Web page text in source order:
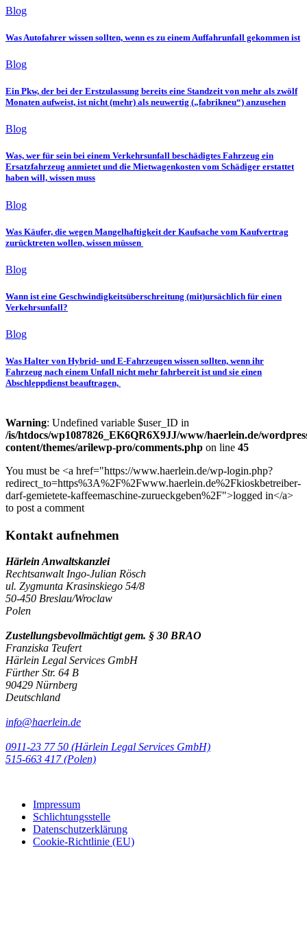
Blog
Was Autofahrer wissen sollten, wenn es zu einem Auffahrunfall gekommen ist
Blog
Ein Pkw, der bei der Erstzulassung bereits eine Standzeit von mehr als zwölf
Monaten aufweist, ist nicht (mehr) als neuwertig („fabrikneu“) anzusehen
Blog
Was, wer für sein bei einem Verkehrsunfall beschädigtes Fahrzeug ein
Ersatzfahrzeug anmietet und die Mietwagenkosten vom Schädiger erstattet
haben will, wissen muss
Blog
Was Käufer, die wegen Mangelhaftigkeit der Kaufsache vom Kaufvertrag
zurücktreten wollen, wissen müssen
Blog
Wann ist eine Geschwindigkeitsüberschreitung (mit)ursächlich für einen
Verkehrsunfall?
Blog
Was Halter von Hybrid- und E-Fahrzeugen wissen sollten, wenn ihr
Fahrzeug nach einem Unfall nicht mehr fahrbereit ist und sie einen
Abschleppdienst beauftragen,
Warning: Undefined variable $user_ID in
/is/htdocs/wp1087826_EK6QR6X9JJ/www/haerlein.de/
content/themes/arilewp-pro/comments.php on line 45
You must be <a href="https://www.haerlein.de/wp-login.php?
redirect_to=https%3A%2F%2Fwww.haerlein.de%2Fkioskbetreiber-
darf-gemietete-kaffeemaschine-zurueckgeben%2F">logged in</a>
to post a comment
Kontakt aufnehmen
Härlein Anwaltskanzlei
Rechtsanwalt Ingo-Julian Rösch
ul. Zygmunta Krasinskiego 54/8
50-450 Breslau/Wroclaw
Polen
Zustellungsbevollmächtigt gem. § 30 BRAO
Franziska Teufert
Härlein Legal Services GmbH
Fürther Str. 64 B
90429 Nürnberg
Deutschland
info@haerlein.de
0911-23 77 50 (Härlein Legal Services GmbH)
‭515-663 417 (Polen)‬‬‬
Impressum
Schlichtungsstelle
Datenschutzerklärung
Cookie-Richtlinie (EU)